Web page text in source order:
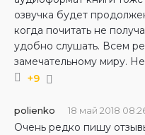
озвучка будет
когда почитать не
удобно слушать. Всем
замечательному миру.
+9
polienko 18 май 2018
Очень редко пишу